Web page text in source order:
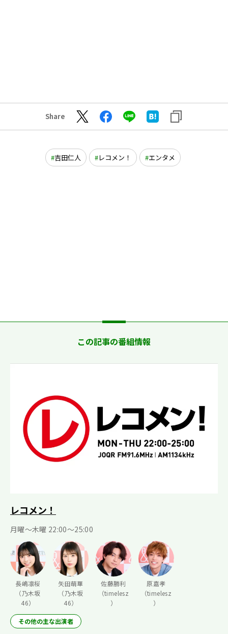
Share
吉田仁人 レコメン！ エンタメ
この記事の番組情報
レコメン！
月曜〜木曜 22:00〜25:00
長嶋凛桜
（乃木坂
46）
矢田萌華
（乃木坂
46）
佐藤勝利
（timelesz
）
原嘉孝
（timelesz
）
その他の主な出演者